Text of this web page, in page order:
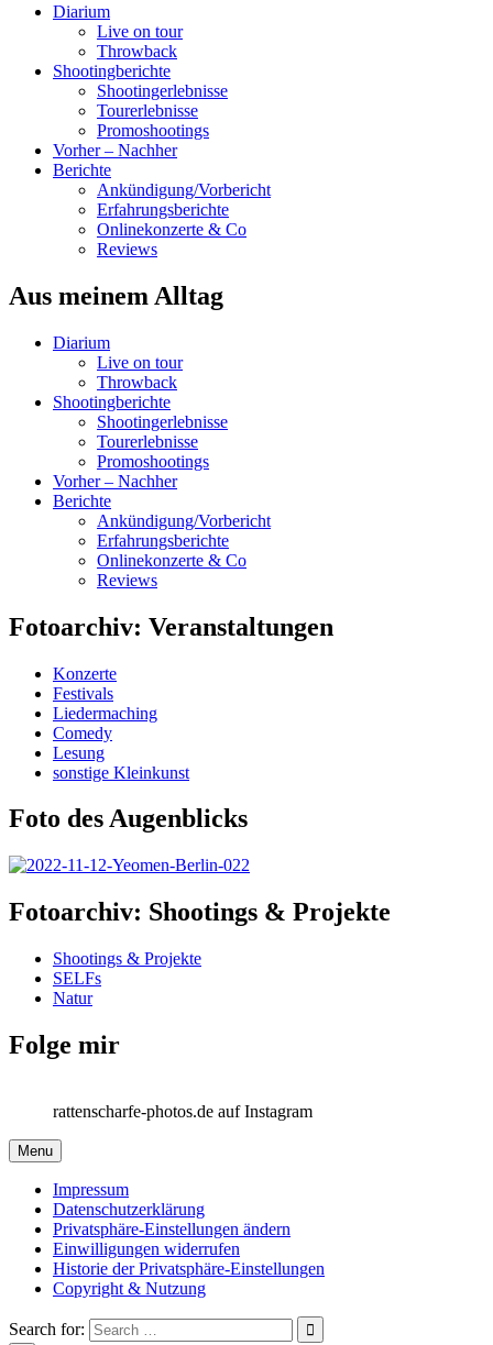
Diarium
Live on tour
Throwback
Shootingberichte
Shootingerlebnisse
Tourerlebnisse
Promoshootings
Vorher – Nachher
Berichte
Ankündigung/Vorbericht
Erfahrungsberichte
Onlinekonzerte & Co
Reviews
Aus meinem Alltag
Diarium
Live on tour
Throwback
Shootingberichte
Shootingerlebnisse
Tourerlebnisse
Promoshootings
Vorher – Nachher
Berichte
Ankündigung/Vorbericht
Erfahrungsberichte
Onlinekonzerte & Co
Reviews
Fotoarchiv: Veranstaltungen
Konzerte
Festivals
Liedermaching
Comedy
Lesung
sonstige Kleinkunst
Foto des Augenblicks
Fotoarchiv: Shootings & Projekte
Shootings & Projekte
SELFs
Natur
Folge mir
rattenscharfe-photos.de auf Instagram
Menu
Impressum
Datenschutzerklärung
Privatsphäre-Einstellungen ändern
Einwilligungen widerrufen
Historie der Privatsphäre-Einstellungen
Copyright & Nutzung
Search for: